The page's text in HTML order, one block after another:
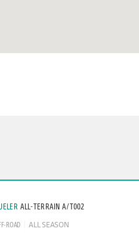
ALL-TERRAIN A/T002
ROAD ALL SEASON